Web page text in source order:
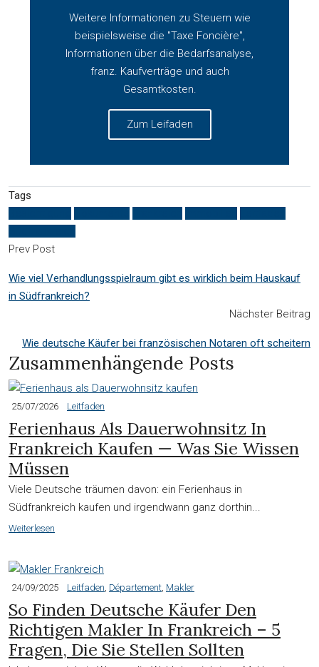
Weitere Informationen zu Steuern wie
beispielsweise die "Taxe Foncière",
Informationen über die Bedarfsanalyse,
franz. Kaufverträge und auch
Gesamtkosten.
Zum Leifaden
Tags
Prev Post
Wie viel Verhandlungsspielraum gibt es wirklich beim Hauskauf
in Südfrankreich?
Nächster Beitrag
Wie deutsche Käufer bei französischen Notaren oft scheitern
Zusammenhängende Posts
25/07/2026 Leitfaden
Ferienhaus Als Dauerwohnsitz In
Frankreich Kaufen — Was Sie Wissen
Müssen
Viele Deutsche träumen davon: ein Ferienhaus in
Südfrankreich kaufen und irgendwann ganz dorthin...
Weiterlesen
24/09/2025 Leitfaden Département Makler
So Finden Deutsche Käufer Den
Richtigen Makler In Frankreich – 5
Fragen, Die Sie Stellen Sollten